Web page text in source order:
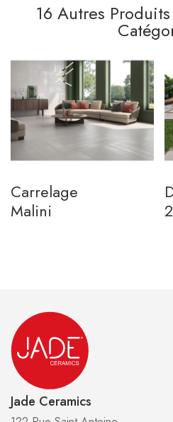
16 Autres
Carrelage
Malini
Jade Ceramics